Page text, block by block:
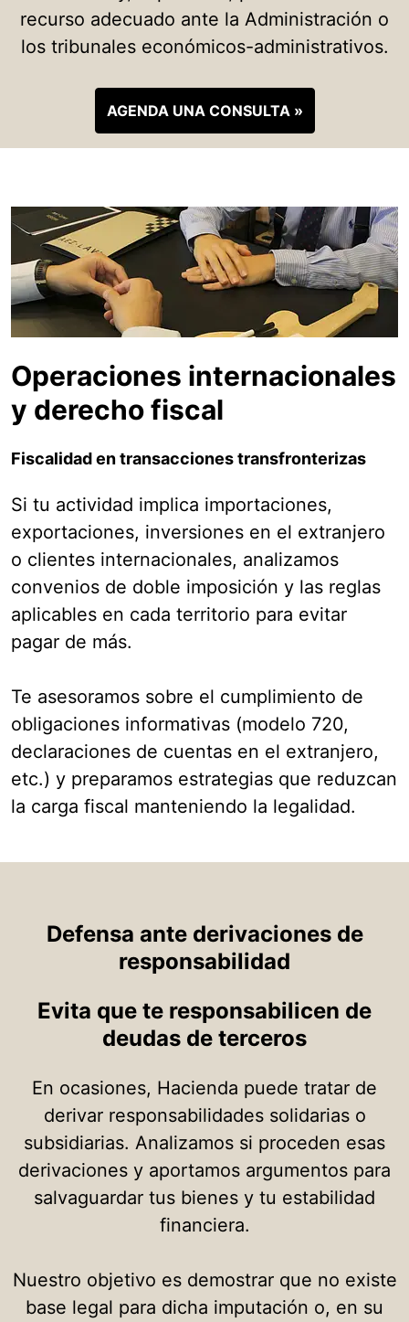
recurso adecuado ante la Administración o
los tribunales económicos-administrativos.
AGENDA UNA CONSULTA »
Operaciones internacionales
y derecho fiscal
Fiscalidad en transacciones transfronterizas
Si tu actividad implica importaciones,
exportaciones, inversiones en el extranjero
o clientes internacionales, analizamos
convenios de doble imposición y las reglas
aplicables en cada territorio para evitar
pagar de más.
Te asesoramos sobre el cumplimiento de
obligaciones informativas (modelo 720,
declaraciones de cuentas en el extranjero,
etc.) y preparamos estrategias que reduzcan
la carga fiscal manteniendo la legalidad.
Defensa ante derivaciones de
responsabilidad
Evita que te responsabilicen de
deudas de terceros
En ocasiones, Hacienda puede tratar de
derivar responsabilidades solidarias o
subsidiarias. Analizamos si proceden esas
derivaciones y aportamos argumentos para
salvaguardar tus bienes y tu estabilidad
financiera.
Nuestro objetivo es demostrar que no existe
base legal para dicha imputación o, en su